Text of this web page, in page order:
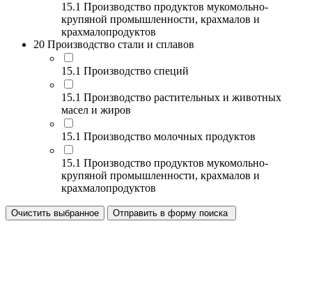
15.1 Производство продуктов мукомольно-
крупяной промышленности, крахмалов и
крахмалопродуктов
20 Производство стали и сплавов
15.1 Производство специй
15.1 Производство растительных и животных
масел и жиров
15.1 Производство молочных продуктов
15.1 Производство продуктов мукомольно-
крупяной промышленности, крахмалов и
крахмалопродуктов